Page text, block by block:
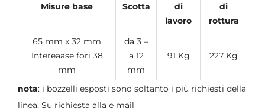
Misure base Scotta
di
lavoro
di
rottura
65 mm x 32 mm
Intereaase fori 38
mm
da 3 –
a 12
mm
91 Kg 227 Kg
nota: i bozzelli esposti sono soltanto i più richiesti della
linea. Su richiesta alla e mail